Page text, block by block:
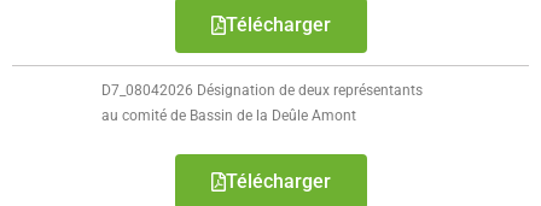
Télécharger
D7_08042026 Désignation de deux représentants
au comité de Bassin de la Deûle Amont
Télécharger